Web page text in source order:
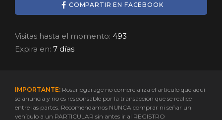
COMPARTIR EN FACEBOOK
Visitas hasta el momento: 493
Expira en: 7 días
IMPORTANTE: Rosariogarage no comercializa el artículo que aquí
se anuncia y no es responsable por la transacción que se realice
entre las partes. Recomendamos NUNCA comprar ni señar un
vehículo a un PARTICULAR sin antes ir al REGISTRO